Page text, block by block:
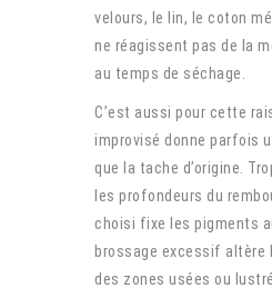
velours, le lin, le coton
ne réagissent pas de la
au temps de séchage.
C’est aussi pour cette
improvisé donne parfois
que la tache d’origine.
les profondeurs du
choisi fixe les pigments
brossage excessif altère
des zones usées ou